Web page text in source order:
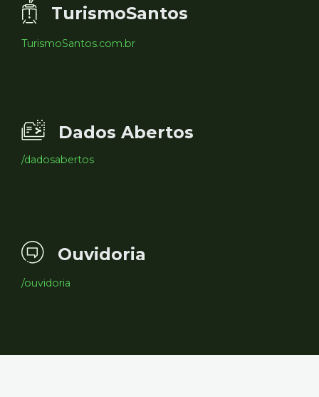
TurismoSantos
TurismoSantos.com.br
Dados Abertos
/dadosabertos
Ouvidoria
/ouvidoria